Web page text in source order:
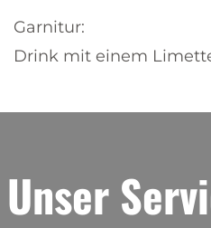
Garnitur:
Drink mit einem
Unser